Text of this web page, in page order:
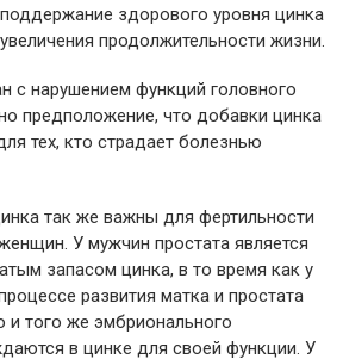
здорового уровня цинка
продолжительности жизни.
с нарушением функций головного
предположение, что добавки цинка
тех, кто страдает болезнью
так же важны для фертильности
У мужчин простата является
запасом цинка, в то время как у
развития матка и простата
и того же эмбрионального
в цинке для своей функции. У